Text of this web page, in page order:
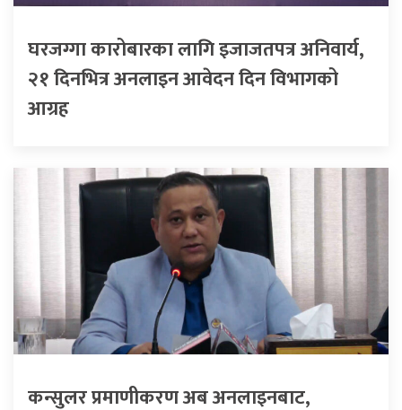
घरजग्गा कारोबारका लागि इजाजतपत्र अनिवार्य,
२१ दिनभित्र अनलाइन आवेदन दिन विभागको
आग्रह
कन्सुलर प्रमाणीकरण अब अनलाइनबाट,